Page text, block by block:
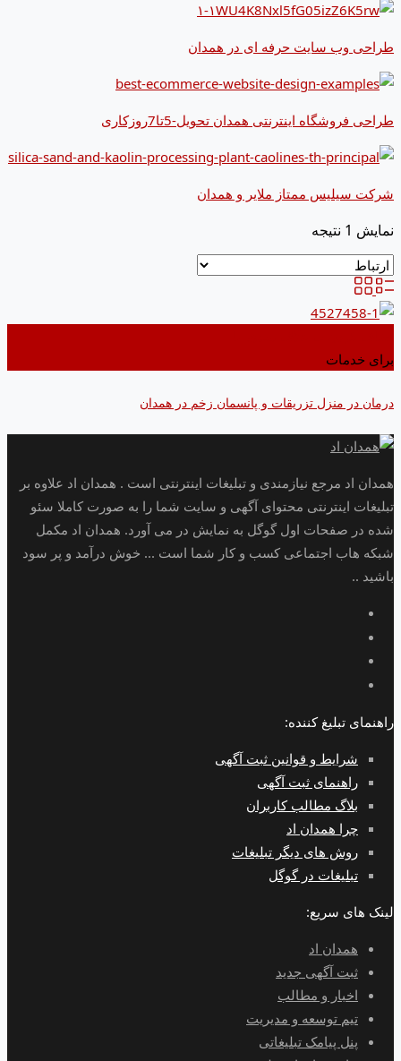
طراحی وب سایت حرفه ای در همدان
طراحی فروشگاه اینترنتی همدان تحویل-5تا7روزکاری
شرکت سیلیس ممتاز ملایر و همدان
نمایش 1 نتیجه
برای خدمات
درمان در منزل تزریقات و پانسمان زخم در همدان
همدان اد مرجع نیازمندی و تبلیغات اینترنتی است . همدان اد علاوه بر
تبلیغات اینترنتی محتوای آگهی و سایت شما را به صورت کاملا سئو
شده در صفحات اول گوگل به نمایش در می آورد. همدان اد مکمل
شبکه هاب اجتماعی کسب و کار شما است ... خوش درآمد و پر سود
باشید ..
راهنمای تبلیغ کننده:
شرایط و قوانین ثبت آگهی
راهنمای ثبت آگهی
بلاگ مطالب کاربران
چرا همدان اد
روش های دیگر تبلیغات
تبلیغات در گوگل
لینک های سریع:
همدان اد
ثبت آگهی جدید
اخبار و مطالب
تیم توسعه و مدیریت
پنل پیامک تبلیغاتی